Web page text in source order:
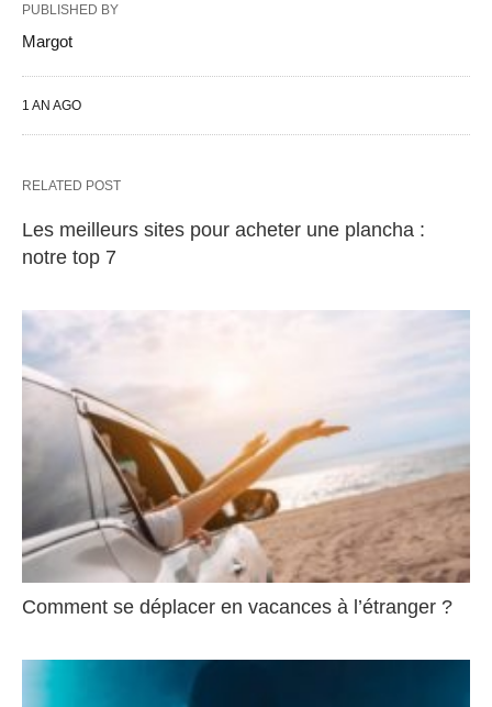
PUBLISHED BY
Margot
1 AN AGO
RELATED POST
Les meilleurs sites pour acheter une plancha :
notre top 7
Comment se déplacer en vacances à l’étranger ?